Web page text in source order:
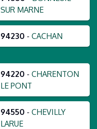
SUR MARNE
94230 - CACHAN
94220 - CHARENTON
LE PONT
94550 - CHEVILLY
LARUE